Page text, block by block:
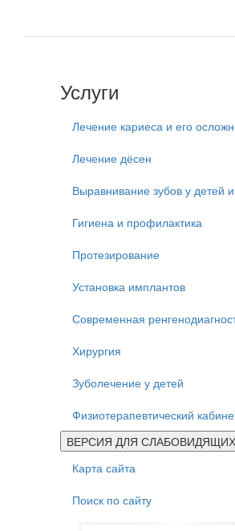
Услуги
Лечение кариеса и его
Лечение дёсен
Выравнивание зубов у детей
Гигиена и профилактика
Протезирование
Установка имплантов
Современная
Хирургия
Зуболечение у детей
Физиотерапевтический
ВЕРСИЯ ДЛЯ СЛАБОВИДЯЩИХ
Карта сайта
Поиск по сайту